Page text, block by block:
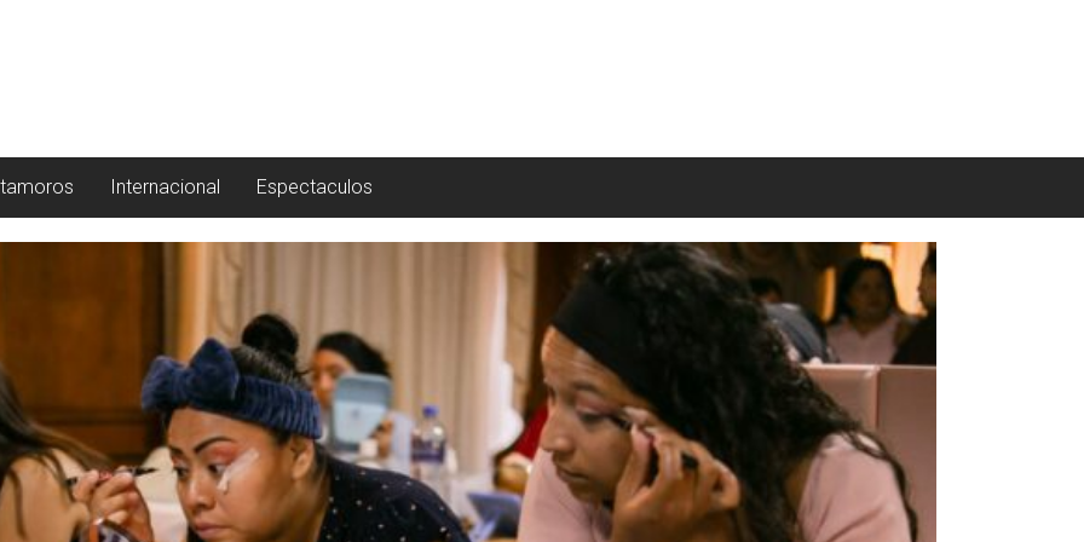
Internacional Espectaculos